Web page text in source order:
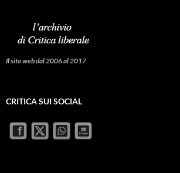
Il sito web dal 2006 al 2017
CRITICA SUI SOCIAL